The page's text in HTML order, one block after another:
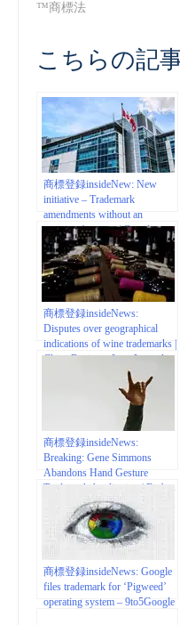
™商標法
こちらの記
商標登録insideNew: New
initiative – Trademark
amendments without an
examiner’s report | Canadian
Intellectual Property Office
商標登録insideNews:
Disputes over geographical
indications of wine trademarks |
China Business Law Journal
商標登録insideNews:
Breaking: Gene Simmons
Abandons Hand Gesture
Trademark Application | Forbes
商標登録insideNews: Google
files trademark for ‘Pigweed’
operating system – 9to5Google